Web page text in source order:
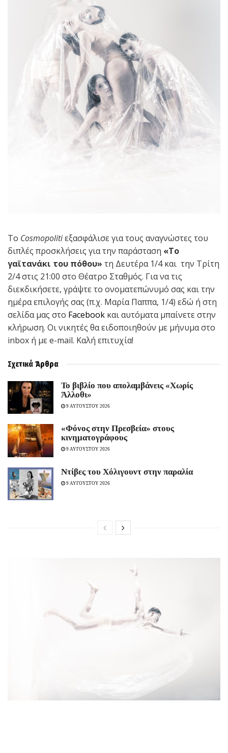
Το Cosmopolitiεξασφάλισε για τους αναγνώστες του
διπλές προσκλήσεις για την παράσταση «Το
γαϊτανάκι του πόθου» τη Δευτέρα 1/4 και την Τρίτη
2/4 στις 21:00 στο Θέατρο Σταθμός. Για να τις
διεκδικήσετε, γράψτε το ονοματεπώνυμό σας και την
ημέρα επιλογής σας (π.χ. Μαρία Παππα, 1/4) εδώ ή στη
σελίδα μας στο Facebook και αυτόματα μπαίνετε στην
κλήρωση. Οι νικητές θα ειδοποιηθούν με μήνυμα στο
inbox ή με e-mail. Καλή επιτυχία!
Σχετικά Άρθρα
Το βιβλίο που απολαμβάνεις «Χωρίς
Άλλοθι»
9 ΑΥΓΟΥΣΤΟΥ 2026
«Φόνος στην Πρεσβεία» στους
κινηματογράφους
9 ΑΥΓΟΥΣΤΟΥ 2026
Ντίβες του Χόλιγουντ στην παραλία
9 ΑΥΓΟΥΣΤΟΥ 2026